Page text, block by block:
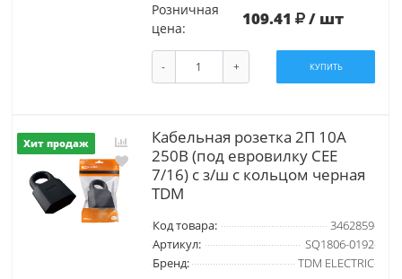
Розничная
цена:
109.41 / шт
- + КУПИТЬ
Хит продаж
Кабельная розетка 2П 10А
250B (под евровилку CEE
7/16) с з/ш с кольцом черная
TDM
Код товара:
3462859
Артикул:
SQ1806-0192
Бренд:
TDM ELECTRIC